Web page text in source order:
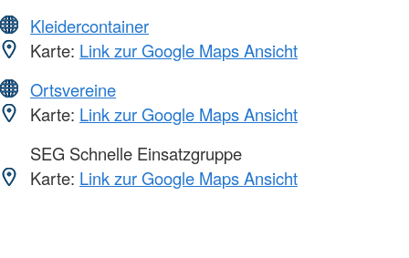
Kleidercontainer
Karte: Link zur Google Maps Ansicht
Ortsvereine
Karte: Link zur Google Maps Ansicht
SEG Schnelle Einsatzgruppe
Karte: Link zur Google Maps Ansicht